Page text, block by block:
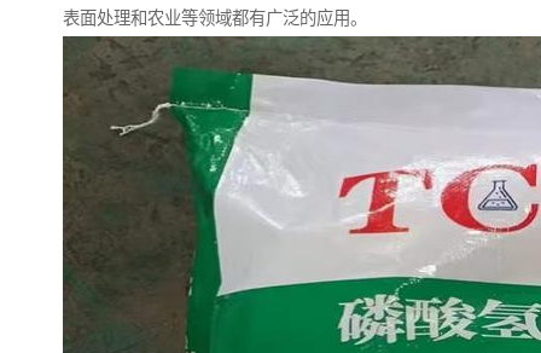
表面处理和农业等领域都有广泛的应用。